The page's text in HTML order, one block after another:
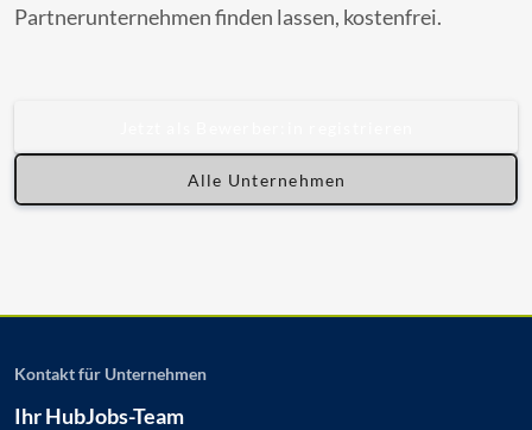
Partnerunternehmen finden lassen, kostenfrei.
Alle Unternehmen
Kontakt für Unternehmen
Ihr HubJobs-Team